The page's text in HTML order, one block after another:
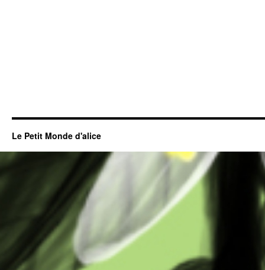
Le Petit Monde d'alice